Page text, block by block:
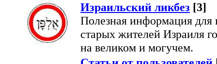
Израильский ликбез [3]
Полезная информация для
старых жителей Израиля
на великом и могучем.